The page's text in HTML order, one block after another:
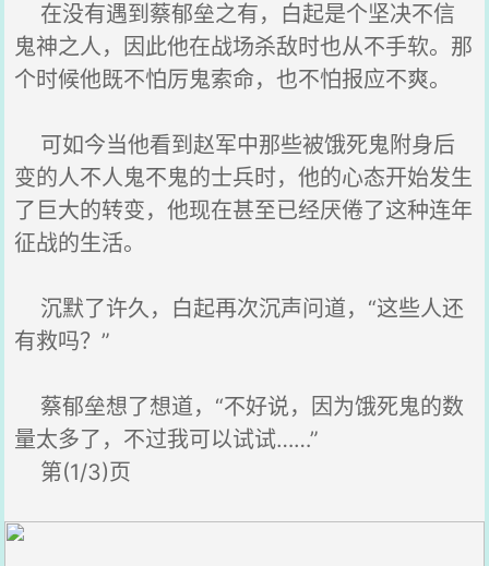
在没有遇到蔡郁垒之有，白起是个坚决不信
鬼神之人，因此他在战场杀敌时也从不手软。那
个时候他既不怕厉鬼索命，也不怕报应不爽。
可如今当他看到赵军中那些被饿死鬼附身后
变的人不人鬼不鬼的士兵时，他的心态开始发生
了巨大的转变，他现在甚至已经厌倦了这种连年
征战的生活。
沉默了许久，白起再次沉声问道，“这些人还
有救吗？”
蔡郁垒想了想道，“不好说，因为饿死鬼的数
量太多了，不过我可以试试……”
第(1/3)页